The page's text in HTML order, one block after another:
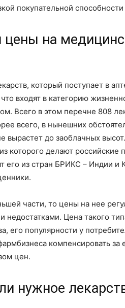
покупательной
цены на
который поступает в
что входят в категорию
Всего в этом перечне 808
всего, в нынешних
вырастет до заоблачных
которого делают российские
его из стран БРИКС – Индии и
части, то цены на нее
недостатками. Цена такого
его популярности у
компенсировать за
цен.
нужное